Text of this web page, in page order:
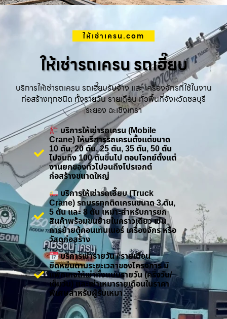
ให้เช่าเครน.com
ให้เช่ารถเครน รถเฮี๊ยบ
บริการให้เช่ารถเครน รถเฮี๊ยบรับจ้าง และ เครื่องจักรที่ใช้ในงาน
ก่อสร้างทุกชนิด ทั้งรายวัน รายเดือน ทั่วพื้นที่จังหวัดชลบุรี
ระยอง ฉะเชิงเทรา
บริการให้เช่ารถเครน (Mobile
Crane) ให้บริการรถเครนตั้งแต่ขนาด
10 ตัน, 20 ตัน, 25 ตัน, 35 ตัน, 50 ตัน
ไปจนถึง 100 ตันขึ้นไป ตอบโจทย์ตั้งแต่
งานยกของทั่วไปจนถึงโปรเจกต์
ก่อสร้างขนาดใหญ่
บริการให้เช่ารถเฮี๊ยบ (Truck
Crane) รถบรรทุกติดเครนขนาด 3 ตัน,
5 ตัน และ 8 ตัน เหมาะสำหรับการยก
สินค้าพร้อมขนย้ายในคราวเดียว เช่น
การย้ายตู้คอนเทนเนอร์ เครื่องจักร หรือ
วัสดุก่อสร้าง
บริการเช่ารายวัน / รายเดือน
ยืดหยุ่นตามระยะเวลาของโครงการ มี
แพ็กเกจให้เช่าทั้งแบบรายวัน (ครึ่งวัน/
เต็มวัน) และเช่าเหมารายเดือนในราคา
พิเศษสำหรับผู้รับเหมา